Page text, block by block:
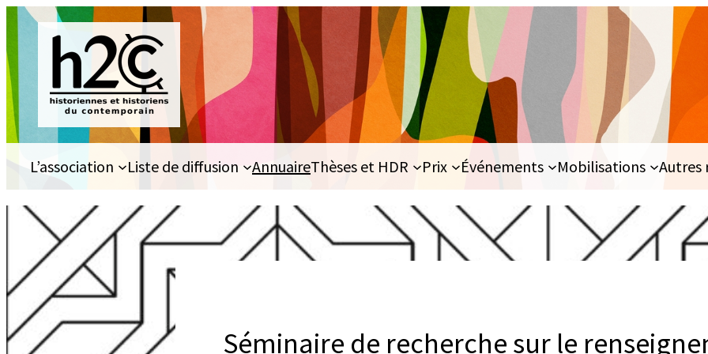
Aller
au
contenu
L’association Liste de diffusion AnnuaireThèses et HDR Prix Événements Mobilisations Autres
Séminaire de recherche sur le